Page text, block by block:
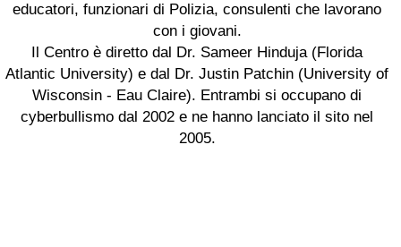
educatori, funzionari di Polizia, consulenti che lavorano
con i giovani.
Il Centro è diretto dal Dr. Sameer Hinduja (Florida
Atlantic University) e dal Dr. Justin Patchin (University of
Wisconsin - Eau Claire). Entrambi si occupano di
cyberbullismo dal 2002 e ne hanno lanciato il sito nel
2005.